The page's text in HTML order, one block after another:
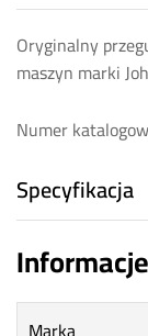
Oryginalny
maszyn marki
Numer
Specyfikacja